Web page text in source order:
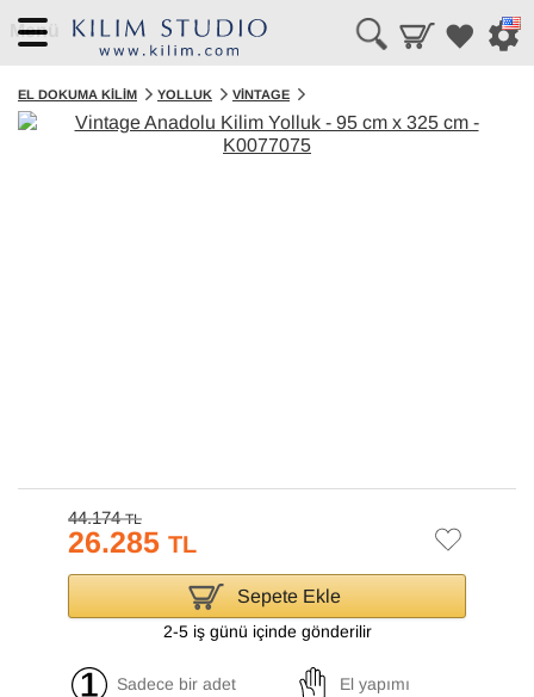
Menü
EL DOKUMA KILIM YOLLUK VINTAGE
44.174TL
26.285 TL
Sepete Ekle
2-5 iş günü içinde gönderilir
Sadece bir adet El yapımı